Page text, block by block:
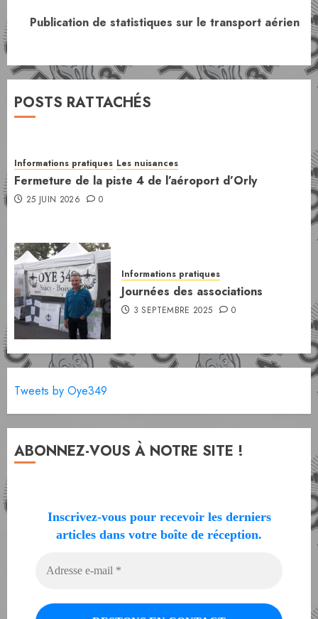
Article
Publication de statistiques sur le transport aérien
POSTS RATTACHÉS
Informations pratiques Les nuisances
Fermeture de la piste 4 de l’aéroport d’Orly
25 JUIN 2026 0
Informations pratiques
Journées des associations
3 SEPTEMBRE 2025 0
Tweets by Oye349
ABONNEZ-VOUS À NOTRE SITE !
Inscrivez-vous pour recevoir les derniers
articles dans votre boîte de réception.